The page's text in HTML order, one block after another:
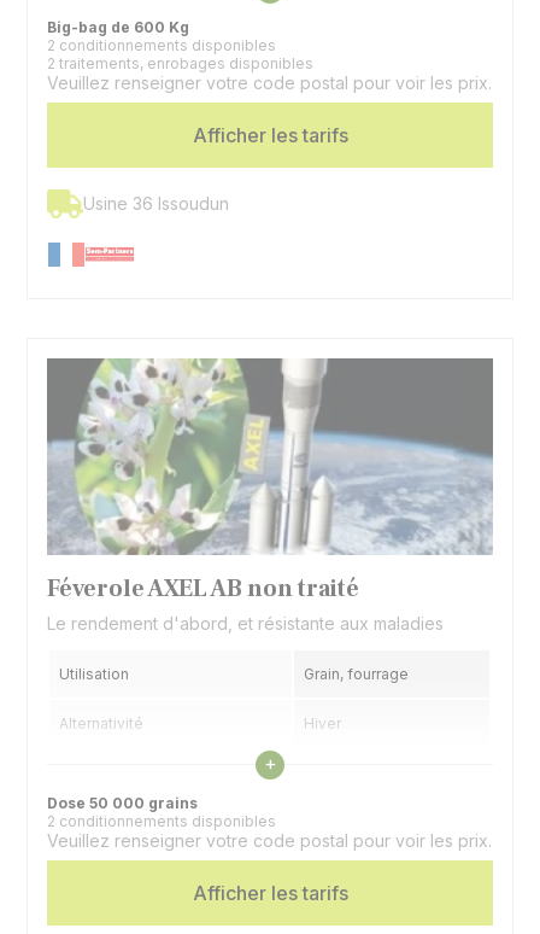
Big-bag de 600 Kg
2 conditionnements disponibles
2 traitements, enrobages disponibles
Veuillez renseigner votre code postal pour voir les prix.
Afficher les tarifs
Usine 36 Issoudun
Féverole AXEL AB non traité
Le rendement d'abord, et résistante aux maladies
Utilisation Grain, fourrage
Alternativité Hiver
Voir les caractéristiques
+
Dose 50 000 grains
2 conditionnements disponibles
Veuillez renseigner votre code postal pour voir les prix.
Afficher les tarifs